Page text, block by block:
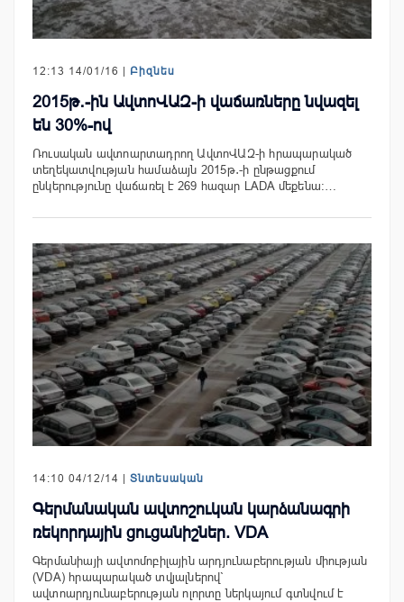
12:13 14/01/16 | Բիզնես
2015թ․-ին ԱվտոՎԱԶ-ի վաճառները նվազել
են 30%-ով
Ռուսական ավտոարտադրող ԱվտոՎԱԶ-ի հրապարակած
տեղեկատվության համաձայն 2015թ․-ի ընթացքում
ընկերությունը վաճառել է 269 հազար LADA մեքենա:…
14:10 04/12/14 | Տնտեսական
Գերմանական ավտոշուկան կարձանագրի
ռեկորդային ցուցանիշներ. VDA
Գերմանիայի ավտոմոբիլային արդյունաբերության միության
(VDA) հրապարակած տվյալներով`
ավտոարդյունաբերության ոլորտը ներկայում գտնվում է